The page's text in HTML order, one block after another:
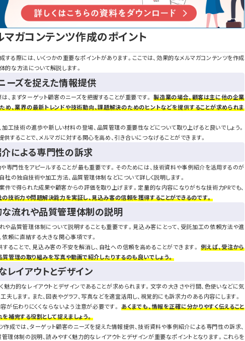
ガコンテンツ作成のポイント
る際には、いくつかの重要なポイントがあります。ここでは、効果的なメルマガコンテンツを作成
な方法について解説します。
ーズを捉えた情報提供
、まずターゲット顧客のニーズを把握することが重要です。製造業の場合、顧客は主に他の企業
め、業界の最新トレンドや技術動向、課題解決のためのヒントなどを提供することが求められま
工技術の進歩や新しい材料の登場、品質管理の重要性などについて取り上げると良いでしょう。
することで、メルマガに対する関心を高め、引き合いにつなげることができます。
による専門性の訴求
専門性をアピールすることが最も重要です。そのためには、技術資料や事例紹介を活用するのが
社の独自技術や加工方法、品質管理体制などについて詳しく説明します。
件で得られた成果や顧客からの評価を取り上げます。定量的な内容になりがちな技術力PRでも、
の技術力や問題解決能力を実証し、見込み客の信頼を獲得することができるのです。
流れや品質管理体制の説明
や品質管理体制について説明することも重要です。見込み客にとって、受託加工の依頼方法や進
頼に直結する大きな関心事項です。
することで、見込み客の不安を解消し、自社への信頼を高めることができます。例えば、受注から
管理の取り組みを写真や動画で紹介したりするのも良いでしょう。
レイアウトとデザイン
魅力的なレイアウトとデザインであることが求められます。文字の大きさや行間、色使いなどに気
夫します。また、図表やグラフ、写真などを適宜活用し、視覚的にも訴求力のある内容にします。
が伝わりにくくならないよう注意が必要です。あくまでも、情報を正確に分かりやすく伝えること
補完する役割として捉えましょう。
成では、ターゲット顧客のニーズを捉えた情報提供、技術資料や事例紹介による専門性の訴求、
体制の説明、読みやすく魅力的なレイアウトとデザインが重要なポイントとなります。これらを